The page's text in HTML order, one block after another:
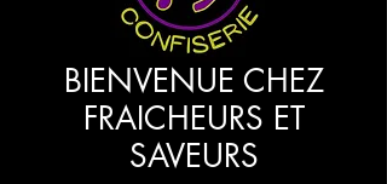
BIENVENUE CHEZ
FRAICHEURS ET
SAVEURS